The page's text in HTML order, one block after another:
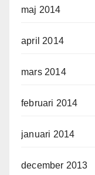
maj 2014
april 2014
mars 2014
februari 2014
januari 2014
december 2013